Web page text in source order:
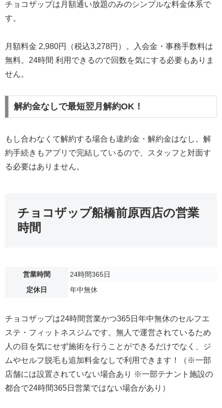
チョコザップは月額通い放題のみのシンプルな料金体系で
す。
月額料金 2,980円（税込3,278円）。入会金・事務手数料は
無料。24時間 利用できるので回数を気にする必要もありま
せん。
解約金なしで最短翌月解約OK！
もし合わなくて解約する場合も違約金・解約金はなし。解
約手続きもアプリで完結しているので、スタッフと対面す
る必要はありません。
チョコザップ船橋前原西店の営業
時間
営業時間
24時間365日
定休日
年中無休
チョコザップは24時間営業かつ365日年中無休のセルフエ
ステ・フィットネスジムです。無人で運営されているため
人の目を気にせず施術を行うことができるだけでなく、ジ
ムやセルフ脱毛も追加料金なしで利用できます！（※一部
店舗には設置されていない場合あり ※一部テナント施設の
都合で24時間365日営業ではない場合があり）